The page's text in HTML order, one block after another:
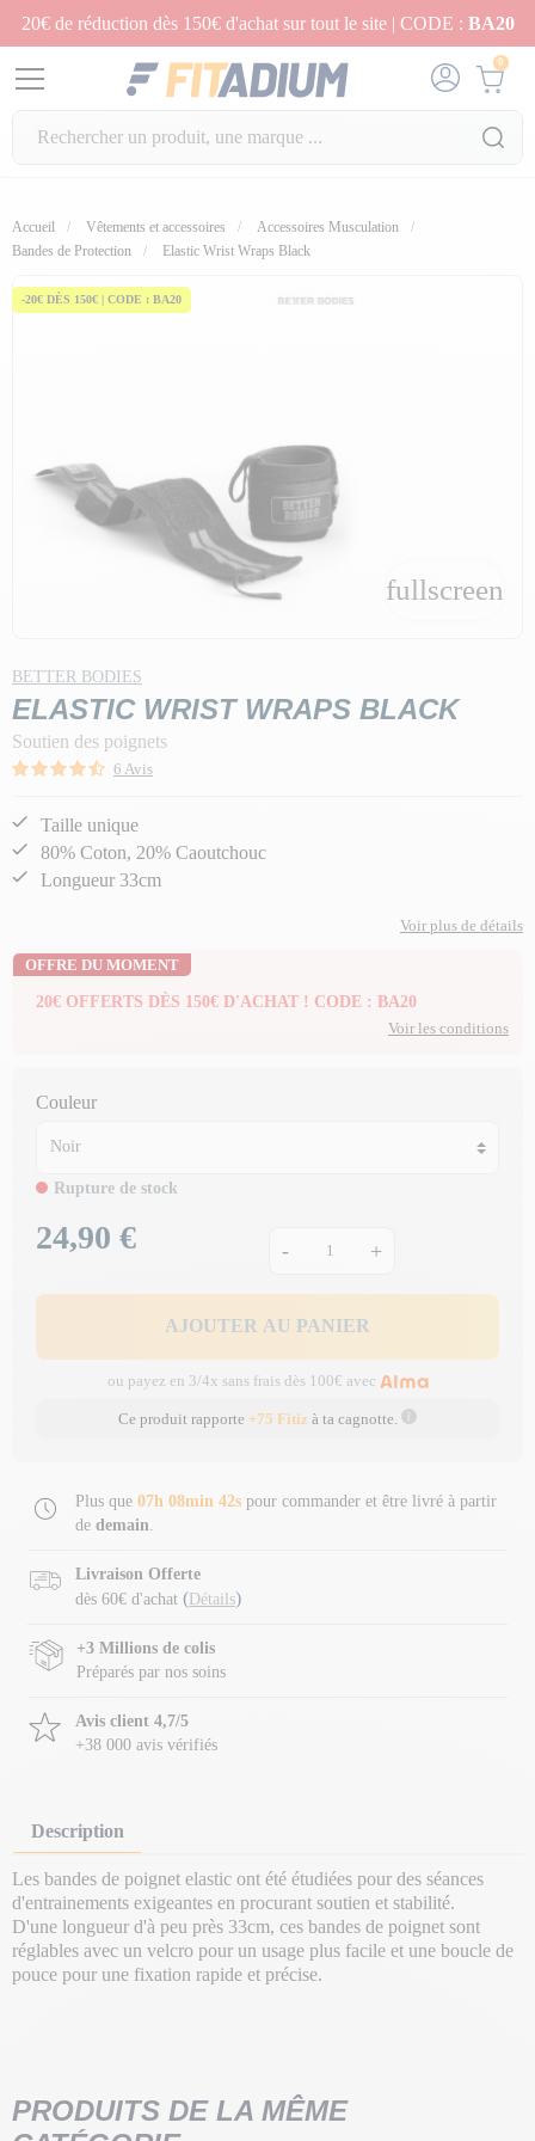
20€ de réduction dès 150€ d'achat sur tout le site | CODE : BA20
0
Accueil Vêtements et accessoires
Accessoires Musculation
Bandes de Protection
Elastic Wrist Wraps Black
-20€ DÈS 150€ | CODE : BA20
fullscreen
BETTER BODIES
ELASTIC WRIST WRAPS BLACK
Soutien des poignets
6 Avis
Taille unique
80% Coton, 20% Caoutchouc
Longueur 33cm
Voir plus de détails
OFFRE DU MOMENT
20€ OFFERTS DÈS 150€ D'ACHAT ! CODE : BA20
Voir les conditions
Couleur
Rupture de stock
Prix
24,90 € - +
AJOUTER AU PANIER
ou payez en 3/4x sans frais dès 100€ avec
Ce produit rapporte +75 Fitiz à ta cagnotte.
Plus que 07h 08min 42s pour commander et être livré à partir
de demain
Livraison Offerte
dès 60€ d'achat (Détails)
+3 Millions de colis
Préparés par nos soins
Avis client 4,7/5
+38 000 avis vérifiés
Description
Les bandes de poignet elastic ont été étudiées pour des séances
d'entrainements exigeantes en procurant soutien et stabilité.
D'une longueur d'à peu près 33cm, ces bandes de poignet sont
réglables avec un velcro pour un usage plus facile et une boucle de
pouce pour une fixation rapide et précise.
PRODUITS DE LA MÊME